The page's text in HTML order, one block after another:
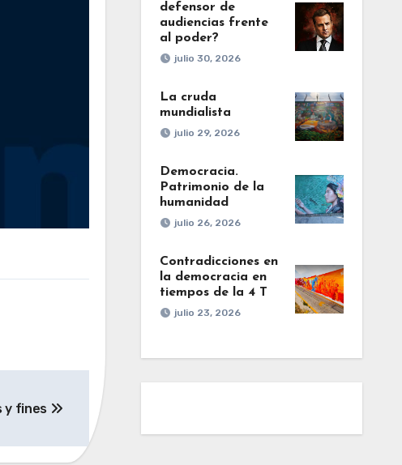
y fines
defensor de
audiencias frente
al poder?
julio 30, 2026
La cruda
mundialista
julio 29, 2026
Democracia.
Patrimonio de la
humanidad
julio 26, 2026
Contradicciones en
la democracia en
tiempos de la 4 T
julio 23, 2026